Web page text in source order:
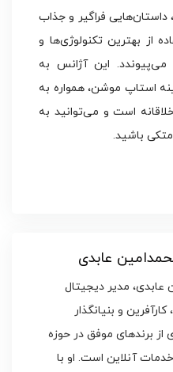
داستان‌هایی فراگیر و جذاب
از بهترین تکنولوژی‌ها و
می‌پیوندد. این آژانس به
استاپ موشن، همواره به
است و می‌توانید به
باشید.
عابدی
عابدی، مدیر دیجیتال
کارآفرین و بنیانگذار
از برندهای موفق در حوزه
آنلاین است. او با